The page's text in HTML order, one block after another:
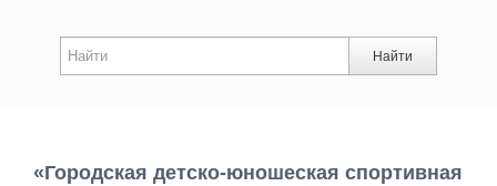
Новости
Работа
Найти
«Городская детско-юношеская спортивная